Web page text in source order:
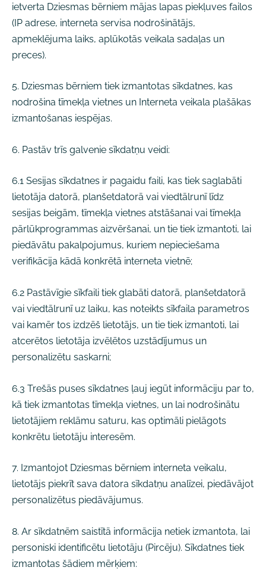
ietverta Dziesmas bērniem mājas lapas piekļuves failos
(IP adrese, interneta servisa nodrošinātājs,
apmeklējuma laiks, aplūkotās veikala sadaļas un
preces).
5. Dziesmas bērniem tiek izmantotas sīkdatnes, kas
nodrošina tīmekļa vietnes un Interneta veikala plašākas
izmantošanas iespējas.
6. Pastāv trīs galvenie sīkdatņu veidi:
6.1 Sesijas sīkdatnes ir pagaidu faili, kas tiek saglabāti
lietotāja datorā, planšetdatorā vai viedtālrunī līdz
sesijas beigām, tīmekļa vietnes atstāšanai vai tīmekļa
pārlūkprogrammas aizvēršanai, un tie tiek izmantoti, lai
piedāvātu pakalpojumus, kuriem nepieciešama
verifikācija kādā konkrētā interneta vietnē;
6.2 Pastāvīgie sīkfaili tiek glabāti datorā, planšetdatorā
vai viedtālrunī uz laiku, kas noteikts sīkfaila parametros
vai kamēr tos izdzēš lietotājs, un tie tiek izmantoti, lai
atcerētos lietotāja izvēlētos uzstādījumus un
personalizētu saskarni;
6.3 Trešās puses sīkdatnes ļauj iegūt informāciju par to,
kā tiek izmantotas tīmekļa vietnes, un lai nodrošinātu
lietotājiem reklāmu saturu, kas optimāli pielāgots
konkrētu lietotāju interesēm.
7. Izmantojot Dziesmas bērniem interneta veikalu,
lietotājs piekrīt sava datora sīkdatņu analīzei, piedāvājot
personalizētus piedāvājumus.
8. Ar sīkdatnēm saistītā informācija netiek izmantota, lai
personiski identificētu lietotāju (Pircēju). Sīkdatnes tiek
izmantotas šādiem mērķiem: